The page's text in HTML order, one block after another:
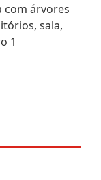
com árvores
sala,
1